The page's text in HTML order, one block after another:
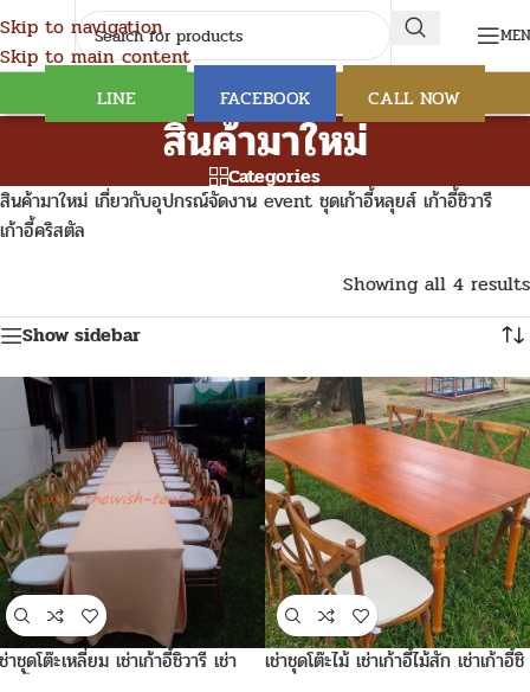
Skip to navigation
Skip to main content
LINE FACEBOOK CALL NOW
สินค้ามาใหม่
Categories
สินค้ามาใหม่ เกี่ยวกับอุปกรณ์จัดงาน event ชุดเก้าอี้หลุยส์ เก้าอี้ชิวารี
เก้าอี้คริสตัล
Showing all 4 results
Show sidebar
าชุดโต๊ะเหลี่ยม เช่าเก้าอี้ชิวารี เช่า
เช่าชุดโต๊ะไม้ เช่าเก้าอี้ไม้สัก เช่าเก้าอี้ชิ